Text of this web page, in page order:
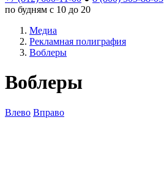
по будням с 10 до 20
Медиа
Рекламная полиграфия
Воблеры
Воблеры
Влево Вправо